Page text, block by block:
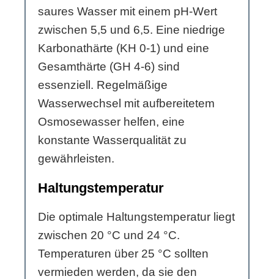
saures Wasser mit einem pH-Wert
zwischen 5,5 und 6,5. Eine niedrige
Karbonathärte (KH 0-1) und eine
Gesamthärte (GH 4-6) sind
essenziell. Regelmäßige
Wasserwechsel mit aufbereitetem
Osmosewasser helfen, eine
konstante Wasserqualität zu
gewährleisten.
Haltungstemperatur
Die optimale Haltungstemperatur liegt
zwischen 20 °C und 24 °C.
Temperaturen über 25 °C sollten
vermieden werden, da sie den